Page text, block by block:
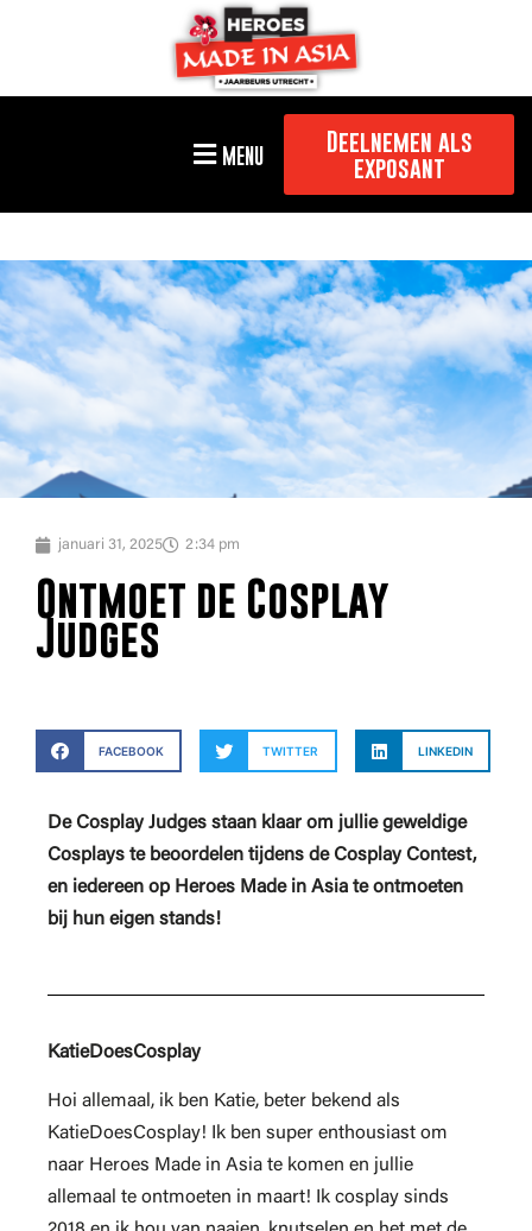
MENU
Deelnemen als
exposant
januari 31, 2025 2:34 pm
Ontmoet de Cosplay
Judges
FACEBOOK TWITTER LINKEDIN
De Cosplay Judges staan klaar om jullie geweldige
Cosplays te beoordelen tijdens de Cosplay Contest,
en iedereen op Heroes Made in Asia te ontmoeten
bij hun eigen stands!
KatieDoesCosplay
Hoi allemaal, ik ben Katie, beter bekend als
KatieDoesCosplay! Ik ben super enthousiast om
naar Heroes Made in Asia te komen en jullie
allemaal te ontmoeten in maart! Ik cosplay sinds